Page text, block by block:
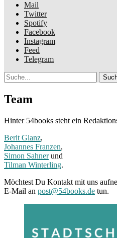
Mail
Twitter
Spotify
Facebook
Instagram
Feed
Telegram
Suche
Team
Hinter 54books steht ein
Berit Glanz,
Johannes Franzen,
Simon Sahnerund
Tilman Winterling.
Möchtest Du Kontakt mit uns
E-Mail an post@54books.de tun.